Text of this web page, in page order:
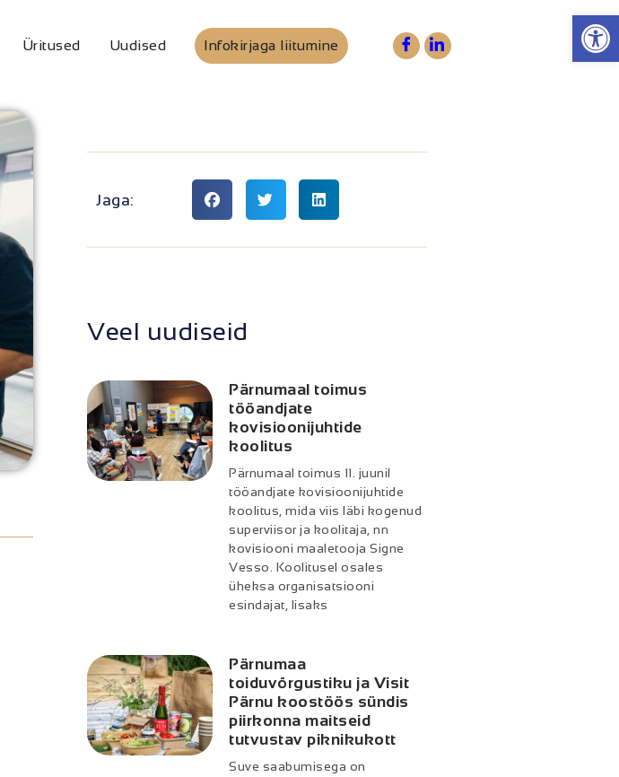
Üritused Uudised Infokirjaga liitumine
Jaga:
Veel uudiseid
Pärnumaal toimus
tööandjate
kovisioonijuhtide
koolitus
Pärnumaal toimus 11. juunil
tööandjate kovisioonijuhtide
koolitus, mida viis läbi kogenud
superviisor ja koolitaja, nn
kovisiooni maaletooja Signe
Vesso. Koolitusel osales
üheksa organisatsiooni
esindajat, lisaks
Pärnumaa
toiduvõrgustiku ja Visit
Pärnu koostöös sündis
piirkonna maitseid
tutvustav piknikukott
Suve saabumisega on